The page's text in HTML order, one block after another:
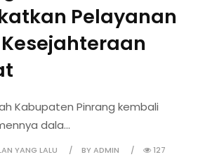
Pelayanan
Kabupaten Pinrang kembali
dala...
YANG LALU BY ADMIN 127